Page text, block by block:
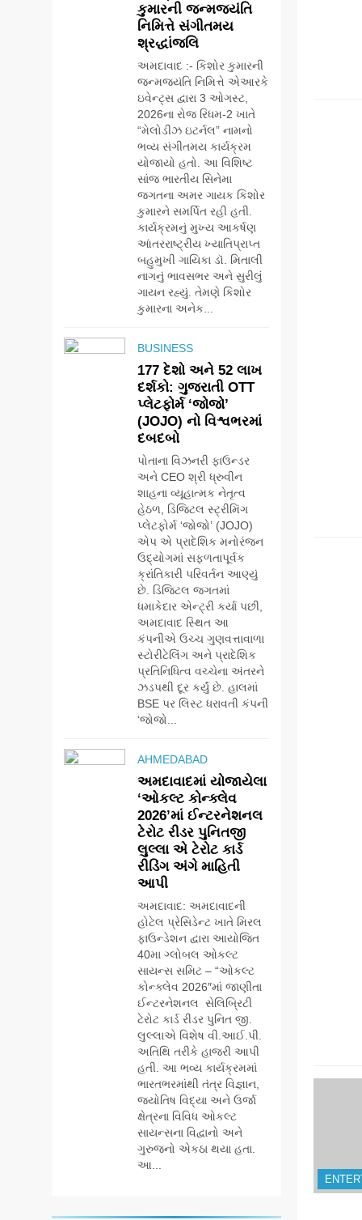
કુમારની જન્મજયંતિ
નિમિત્તે સંગીતમય
શ્રદ્ધાંજલિ
અમદાવાદ :- કિશોર કુમારની
જન્મજયંતિ નિમિત્તે એઆરકે
ઇવેન્ટ્સ દ્વારા 3 ઓગસ્ટ,
2026ના રોજ રિધમ-2 ખાતે
“મેલોડીઝ ઇટર્નલ” નામનો
ભવ્ય સંગીતમય કાર્યક્રમ
યોજાયો હતો. આ વિશિષ્ટ
સાંજ ભારતીય સિનેમા
જગતના અમર ગાયક કિશોર
કુમારને સમર્પિત રહી હતી.
કાર્યક્રમનું મુખ્ય આકર્ષણ
આંતરરાષ્ટ્રીય ખ્યાતિપ્રાપ્ત
બહુમુખી ગાયિકા ડૉ. મિતાલી
નાગનું ભાવસભર અને સુરીલું
ગાયન રહ્યું. તેમણે કિશોર
કુમારના અનેક...
BUSINESS
177 દેશો અને 52 લાખ
દર્શકો: ગુજરાતી OTT
પ્લેટફોર્મ ‘જોજો’
(JOJO) નો વિશ્વભરમાં
દબદબો
પોતાના વિઝનરી ફાઉન્ડર
અને CEO શ્રી ધ્રુવીન
શાહના વ્યૂહાત્મક નેતૃત્વ
હેઠળ, ડિજિટલ સ્ટ્રીમિંગ
પ્લેટફોર્મ ‘જોજો’ (JOJO)
એપ એ પ્રાદેશિક મનોરંજન
ઉદ્યોગમાં સફળતાપૂર્વક
ક્રાંતિકારી પરિવર્તન આણ્યું
છે. ડિજિટલ જગતમાં
ધમાકેદાર એન્ટ્રી કર્યા પછી,
અમદાવાદ સ્થિત આ
કંપનીએ ઉચ્ચ ગુણવત્તાવાળા
સ્ટોરીટેલિંગ અને પ્રાદેશિક
પ્રતિનિધિત્વ વચ્ચેના અંતરને
ઝડપથી દૂર કર્યું છે. હાલમાં
BSE પર લિસ્ટ ધરાવતી કંપની
‘જોજો...
AHMEDABAD
અમદાવાદમાં યોજાયેલા
‘ઓકલ્ટ કોન્ક્લેવ
2026’માં ઈન્ટરનેશનલ
ટેરોટ રીડર પુનિતજી
લુલ્લા એ ટેરોટ કાર્ડ
રીડિંગ અંગે માહિતી
આપી
અમદાવાદ: અમદાવાદની
હોટેલ પ્રેસિડેન્ટ ખાતે મિરલ
ફાઉન્ડેશન દ્વારા આયોજિત
40મા ગ્લોબલ ઓકલ્ટ
સાયન્સ સમિટ – “ઓકલ્ટ
કોન્ક્લેવ 2026″માં જાણીતા
ઈન્ટરનેશનલ સેલિબ્રિટી
ટેરોટ કાર્ડ રીડર પુનિત જી.
લુલ્લાએ વિશેષ વી.આઈ.પી.
અતિથિ તરીકે હાજરી આપી
હતી. આ ભવ્ય કાર્યક્રમમાં
ભારતભરમાંથી તંત્ર વિજ્ઞાન,
જ્યોતિષ વિદ્યા અને ઉર્જા
ક્ષેત્રના વિવિધ ઓકલ્ટ
સાયન્સના વિદ્વાનો અને
ગુરુજનો એકઠા થયા હતા.
આ...
સેમસંગ વિશ્વ યુવા
કૌશલ્ય દિવસની
ઉજવણી કરે છે,
સેમસંગ દોસ્ત
કૌશલ્ય વિકાસ
કાર્યક્રમના 30
ટોચના પ્રતિભાશાળી
વિદ્યાર્થીઓનું
સન્માન કરે છે
BUSINESS CSR
આયુદા ઓર્ગેનિક્સ
દ્વારા ગુજરાતના 5
શહેરોમાં રિટેલ સ્ટોર્સ
અને ગીર ગાયના
વૈદિક વલોણા ઘી-
દૂધની શુદ્ધ સેવાઓ
સાથે વ્યાપક
વિસ્તરણ
BUSINESS
‘ગેટ સેટ ગો’ નું
પાવર-પેક્ડ ટ્રેલર
લોન્ચ: 7 ઓગસ્ટે
રિલીઝ થઈ રહેલ
આ ફિલ્મમાં હાઇ-ટેક
VFX જોવા મળશે
ENTERTAINMENT
અમદાવાદમાં ભારે
વરસાદ વચ્ચે ફિલ્મ
‘ગેટ સેટ ગો’ની ‘ટીમ
ચિરંજીવી’ માનવતાના
ટેકરાના પ્રભાવિત
AHMEDABAD CSR